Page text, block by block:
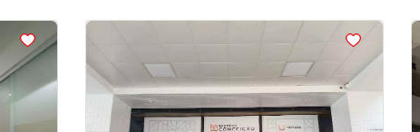
< <